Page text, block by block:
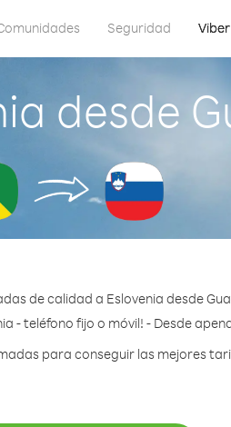
Seguridad
desde
de calidad a Eslovenia desde
- teléfono fijo o móvil! - Desde
para conseguir las mejores